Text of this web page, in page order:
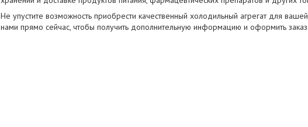
Не упустите возможность приобрести качественный холодильный агрегат для
нами прямо сейчас, чтобы получить дополнительную информацию и оформить заказ.